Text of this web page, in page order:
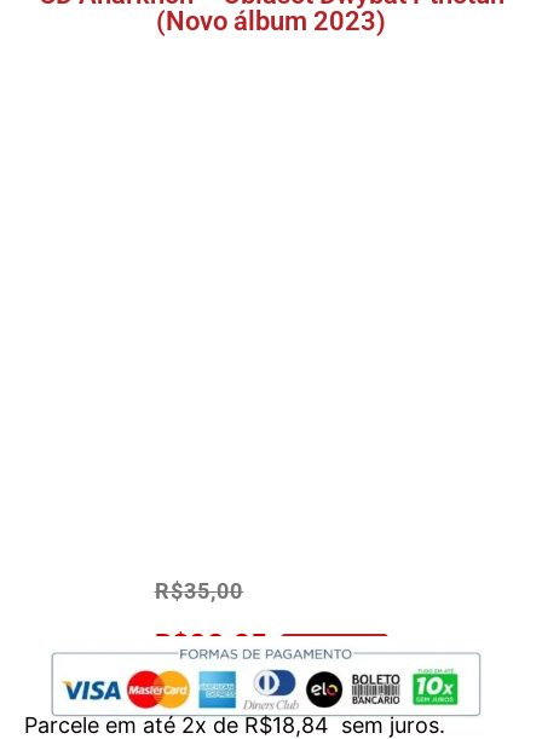
(Novo álbum 2023)
R$35,00
R$33,25 No Pix 5% OFF
Parcele em até 2x deR$18,84 sem juros.